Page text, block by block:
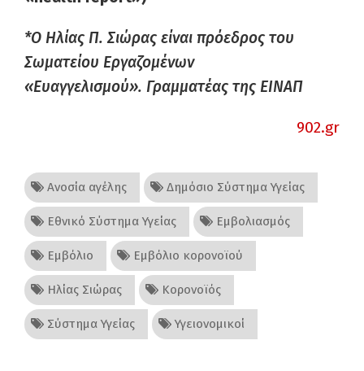
*Ο Ηλίας Π. Σιώρας είναι πρόεδρος του
Σωματείου Εργαζομένων
«Ευαγγελισμού». Γραμματέας της ΕΙΝΑΠ
902.gr
Ανοσία αγέλης Δημόσιο Σύστημα Υγείας
Εθνικό Σύστημα Υγείας Εμβολιασμός
Εμβόλιο Εμβόλιο κορονοϊού
Ηλίας Σιώρας Κορονοϊός
Σύστημα Υγείας Υγειονομικοί